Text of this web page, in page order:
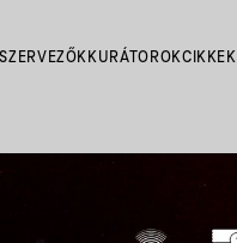
SZERVEZŐK KURÁTOROKCIKKEK